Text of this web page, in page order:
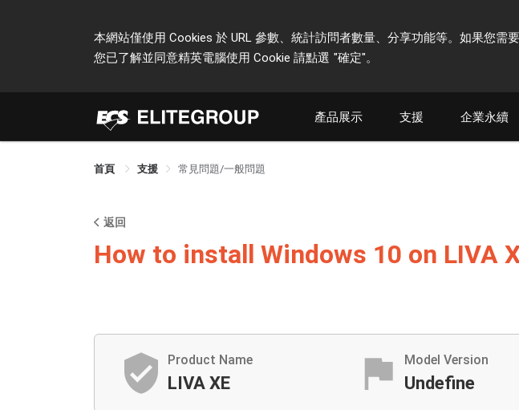
本網站僅使用 Cookies 於 URL 參數、統計訪問者數量、分享功能等。如果您需
您已了解並同意精英電腦使用 Cookie 請點選 "確定"。
產品展示 支援 企業永續
首頁 支援 常見問題/一般問題
返回
How to install Windows 10 on LIVA
verified_user Product Name
LIVA XE assistant_photo Model Version
Undefine